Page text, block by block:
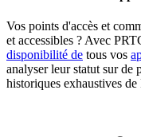
Vos points d'accès et
et accessibles ? Avec
disponibilité de tous vos
analyser leur statut sur de
historiques exhaustives de